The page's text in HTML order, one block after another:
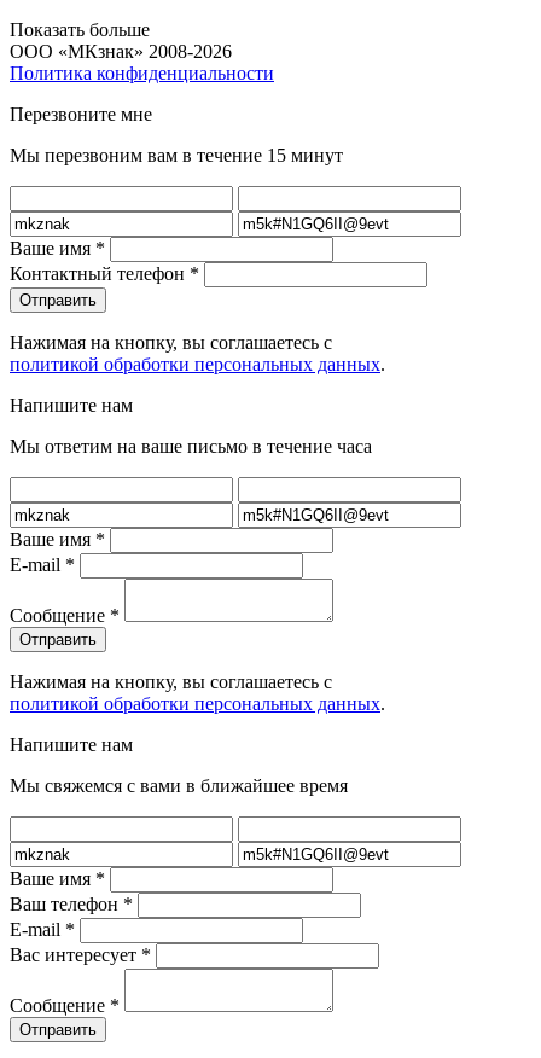
Показать больше
ООО «МКзнак» 2008-2026
Политика конфиденциальности
Перезвоните мне
Мы перезвоним вам в течение 15 минут
Ваше имя *
Контактный телефон *
Нажимая на кнопку, вы соглашаетесь с
политикой обработки персональных данных.
Напишите нам
Мы ответим на ваше письмо в течение часа
Ваше имя *
E-mail *
Сообщение *
Нажимая на кнопку, вы соглашаетесь с
политикой обработки персональных данных.
Напишите нам
Мы свяжемся с вами в ближайшее время
Ваше имя *
Ваш телефон *
E-mail *
Вас интересует *
Сообщение *